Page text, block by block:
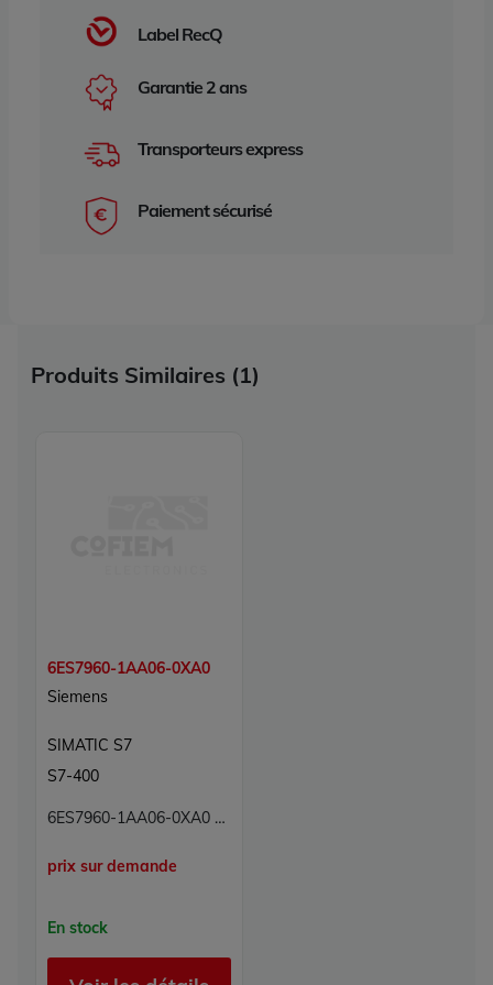
Label RecQ
Garantie 2 ans
Transporteurs express
Paiement sécurisé
Produits Similaires (1)
6ES7960-1AA06-0XA0
Siemens
SIMATIC S7
S7-400
6ES7960-1AA06-0XA0 Module de synchronisation Simatic S7 Siemens
prix sur demande
En stock